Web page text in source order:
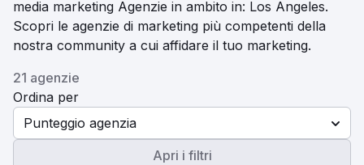
media marketing Agenzie in ambito in: Los Angeles.
Scopri le agenzie di marketing più competenti della
nostra community a cui affidare il tuo marketing.
21 agenzie
Ordina per
Punteggio agenzia
Apri i filtri